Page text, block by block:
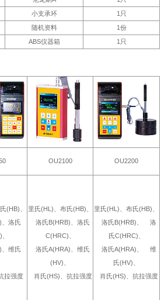
小支承环
1只
随机资料
1份
ABS仪器箱 1只
OU2100 OU2200
(HB)、
、洛氏
、维氏
拉强度
里氏(HL)、布氏(HB)、
洛氏B(HRB)、洛氏
C(HRC)、
洛氏A(HRA)、维氏
(HV)、
肖氏(HS)、抗拉强度
里氏(HL)、布氏(HB)、
洛氏B(HRB)、 洛
氏C(HRC)、
洛氏A(HRA)、 维
氏(HV)、
肖氏(HS)、抗拉强度